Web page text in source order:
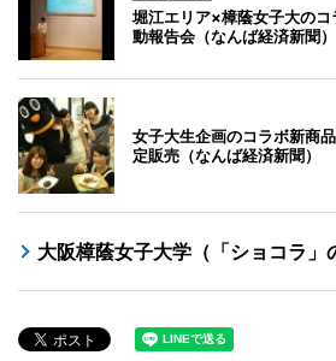
堀江エリア×樟蔭女子大の
動報告会（なんば経済新聞）
女子大生企画のコラボ新商
定販売（なんば経済新聞）
大阪樟蔭女子大学（「ショコラ」